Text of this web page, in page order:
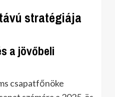
stratégiája
a jövőbeli
csapatfőnöke